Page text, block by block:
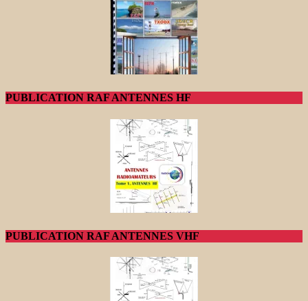
PUBLICATION RAF ANTENNES HF
PUBLICATION RAF ANTENNES VHF